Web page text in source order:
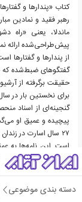
دسته بندی موضوعی
کتاب «پندارها و
رهبر فقید و نمادین
ماندلا، یعنی «راه
پیش‌طراحی‌شده ارائه
از پندارها و گفتارها
گفتگوهای ضبط‌شده که
حقیقت برگرفته از
گنجینه‌ای از اسناد
پیچیده و عمیق او
۲۷ سال اسارت در
است. این نامه‌ها به
سفر می‌کنند. از
بزرگش، تمبی، که در
است. بخش دفترچه‌ی